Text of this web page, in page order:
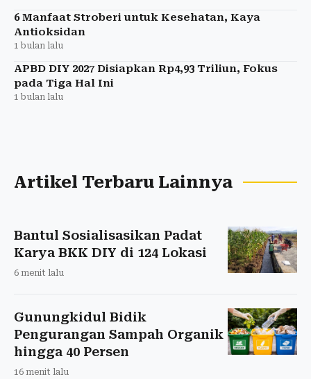
6 Manfaat Stroberi untuk Kesehatan, Kaya
Antioksidan
1 bulan lalu
APBD DIY 2027 Disiapkan Rp4,93 Triliun, Fokus
pada Tiga Hal Ini
1 bulan lalu
Artikel Terbaru Lainnya
Bantul Sosialisasikan Padat
Karya BKK DIY di 124 Lokasi
6 menit lalu
Gunungkidul Bidik
Pengurangan Sampah Organik
hingga 40 Persen
16 menit lalu